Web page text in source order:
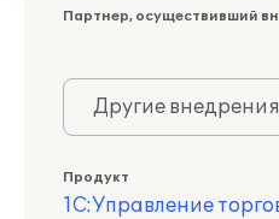
Партнер, осуществивший
Другие
Продукт
1С:Управление